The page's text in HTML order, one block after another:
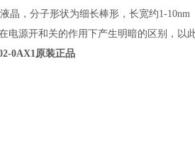
液晶，分子形状为细长棒形，长宽约1-
电源开和关的作用下产生明暗的区别，以
0AX1原装正品